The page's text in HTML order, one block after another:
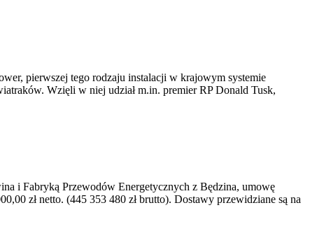
pierwszej tego rodzaju instalacji w krajowym systemie
Wzięli w niej udział m.in. premier RP Donald Tusk,
i Fabryką Przewodów Energetycznych z Będzina, umowę
zł netto. (445 353 480 zł brutto). Dostawy przewidziane są na